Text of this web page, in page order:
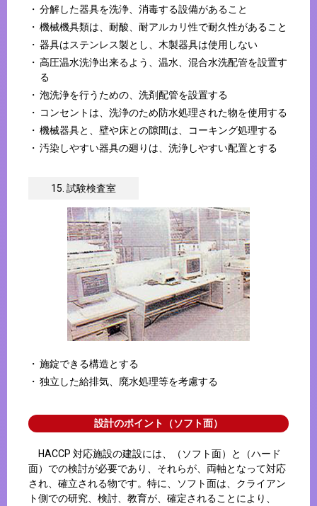
分解した器具を洗浄、消毒する設備があること
機械機具類は、耐酸、耐アルカリ性で耐久性があること
器具はステンレス製とし、木製器具は使用しない
高圧温水洗浄出来るよう、温水、混合水洗配管を設置す
る
泡洗浄を行うための、洗剤配管を設置する
コンセントは、洗浄のため防水処理された物を使用する
機械器具と、壁や床との隙間は、コーキング処理する
汚染しやすい器具の廻りは、洗浄しやすい配置とする
15. 試験検査室
施錠できる構造とする
独立した給排気、廃水処理等を考慮する
設計のポイント（ソフト面）
HACCP 対応施設の建設には、（ソフト面）と（ハード
面）での検討が必要であり、それらが、両軸となって対応
され、確立される物です。特に、ソフト面は、クライアン
ト側での研究、検討、教育が、確定されることにより、